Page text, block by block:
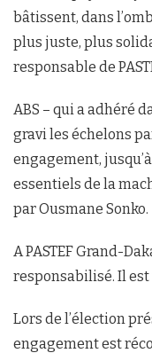
bâtissent, dans
plus juste, plus
responsable de
ABS – qui a adhéré
gravi les échelons
engagement,
essentiels de la
par Ousmane Sonko.
A PASTEF Grand-
responsabilisé. Il
Lors de l’élection
engagement est